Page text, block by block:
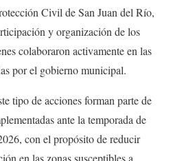
Civil de San Juan del Río,
y organización de los
colaboraron activamente en las
por el gobierno municipal.
tipo de acciones forman parte de
ante la temporada de
con el propósito de reducir
en las zonas susceptibles a